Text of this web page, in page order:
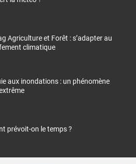
Agriculture et Forêt : s’adapter au
climatique
aux inondations : un phénomène
prévoit-on le temps ?